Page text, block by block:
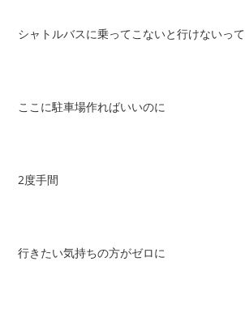
シャトルバスに乗ってこないと行けないって
ここに駐車場作ればいいのに
2度手間
行きたい気持ちの方がゼロに